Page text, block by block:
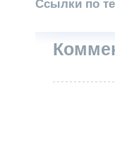
Ссылки по